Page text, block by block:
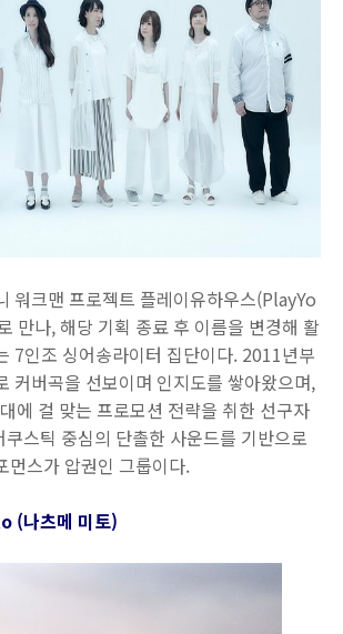
워크맨 프로젝트 플레이유하우스(PlayYo
만나, 해당 기획 종료 후 이름을 변경해 활
7인조 싱어송라이터 집단이다. 2011년부
커버곡을 선보이며 인지도를 쌓아왔으며,
에 걸 맞는 프로모션 전략을 취한 선구자
스틱 중심의 단촐한 사운드를 기반으로
먼스가 압권인 그룹이다.
(나츠메 미토)